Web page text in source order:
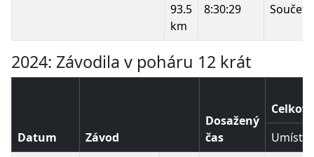
93.5
km
8:30:29 Součet
2024: Závodila v poháru 12 krát
Datum Závod
Dosažený
čas